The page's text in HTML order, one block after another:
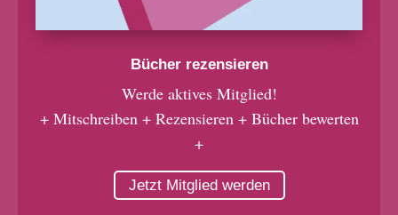
Bücher rezensieren
Werde aktives Mitglied!
+ Mitschreiben + Rezensieren + Bücher bewerten
+
Jetzt Mitglied werden